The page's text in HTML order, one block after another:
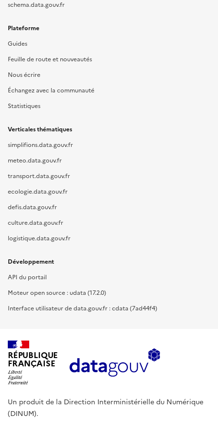
schema.data.gouv.fr
Plateforme
Guides
Feuille de route et nouveautés
Nous écrire
Échangez avec la communauté
Statistiques
Verticales thématiques
simplifions.data.gouv.fr
meteo.data.gouv.fr
transport.data.gouv.fr
ecologie.data.gouv.fr
defis.data.gouv.fr
culture.data.gouv.fr
logistique.data.gouv.fr
Développement
API du portail
Moteur open source : udata (17.2.0)
Interface utilisateur de data.gouv.fr : cdata (7ad44f4)
RÉPUBLIQUE
FRANÇAISE
Un produit de la Direction Interministérielle du Numérique
(DINUM).